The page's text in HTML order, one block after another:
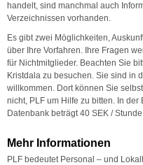
handelt, sind manchmal auch
Verzeichnissen vorhanden.
Es gibt zwei Möglichkeiten,
über Ihre Vorfahren. Ihre Fragen
für Nichtmitglieder. Beachten Sie
Kristdala zu besuchen. Sie sind in
willkommen. Dort können Sie
nicht, PLF um Hilfe zu bitten. In
Datenbank beträgt 40 SEK /
Mehr Informationen
PLF bedeutet Personal – und